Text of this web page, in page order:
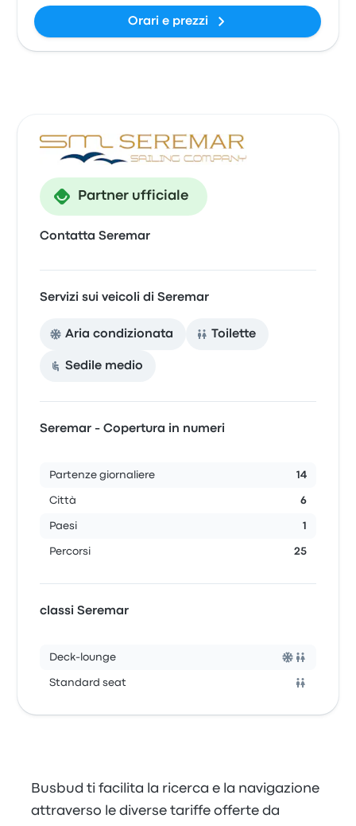
Orari e prezzi
Partner ufficiale
Contatta Seremar
Servizi sui veicoli di Seremar
Aria condizionata Toilette
Sedile medio
Seremar - Copertura in numeri
Partenze giornaliere 14
Città 6
Paesi 1
Percorsi 25
classi Seremar
Deck-lounge
Standard seat
Busbud ti facilita la ricerca e la navigazione
attraverso le diverse tariffe offerte da